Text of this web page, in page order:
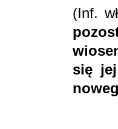
(Inf.
się